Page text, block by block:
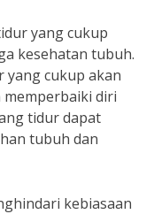
yang cukup
kesehatan tubuh.
yang cukup akan
diri
tidur dapat
tubuh dan
kebiasaan